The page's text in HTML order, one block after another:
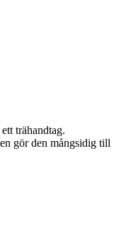
trähandtag.
gör den mångsidig till